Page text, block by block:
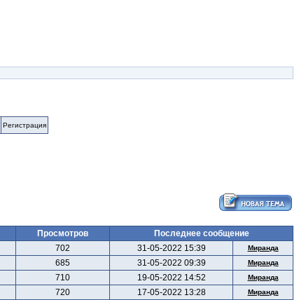
Регистрация
Просмотров
Последнее сообщение
702 31-05-2022 15:39 Миранда
685 31-05-2022 09:39 Миранда
710 19-05-2022 14:52 Миранда
720 17-05-2022 13:28 Миранда